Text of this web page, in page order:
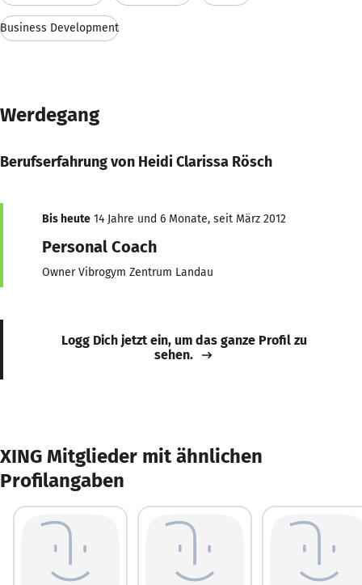
Business Development
Werdegang
Berufserfahrung von Heidi Clarissa Rösch
Bis heute 14 Jahre und 6 Monate, seit März 2012
Personal Coach
Owner Vibrogym Zentrum Landau
Logg Dich jetzt ein, um das ganze Profil zu
sehen.
XING Mitglieder mit ähnlichen
Profilangaben